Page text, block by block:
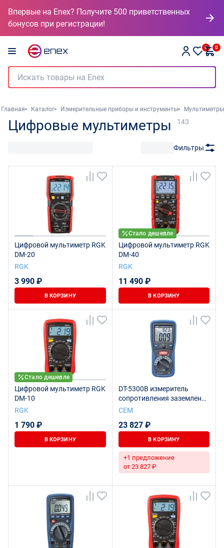
Впервые на Enex? Получите 500 приветственных
бонусов при регистрации!
0 0
Главная Каталог Измерительные приборы и инструменты Мультиметры
Цифровые мультиметры 143
Фильтры
Цифровой мультиметр RGK
DM-20
RGK
3 990 ₽
В КОРЗИНУ
Стало дешевле
Цифровой мультиметр RGK
DM-40
RGK
11 490 ₽
В КОРЗИНУ
Стало дешевле
Цифровой мультиметр RGK
DM-10
RGK
1 790 ₽
В КОРЗИНУ
DT-5300B измеритель
сопротивления заземления
DT-5300B CEM
СЕМ
23 827 ₽
В КОРЗИНУ
+1 предложение
от 23 827 ₽